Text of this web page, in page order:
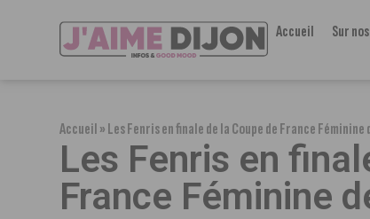
Accueil Sur
Accueil»Les Fenris en finale de la Coupe de France
Les Fenris en
France Féminine